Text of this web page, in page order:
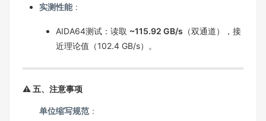
实测性能：
AIDA64测试：读取 ~115.92 GB/s （双通道），接
近理论值（102.4 GB/s）。
⚠️ 五、注意事项
单位缩写规范 ：